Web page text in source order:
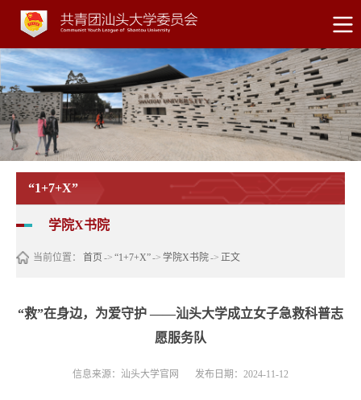
“1+7+X”
学院X书院
当前位置： 首页 -> “1+7+X”-> 学院X书院-> 正文
“救”在身边，为爱守护 ​——汕头大学成立女子急救科普志
愿服务队
信息来源：汕头大学官网 发布日期：2024-11-12